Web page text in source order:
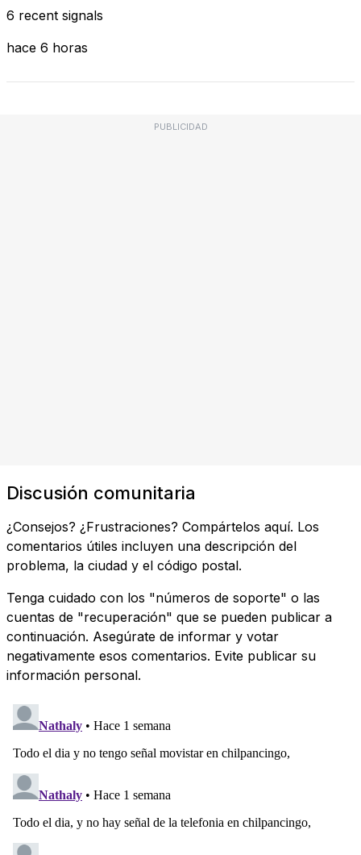
6 recent signals
hace 6 horas
PUBLICIDAD
Discusión comunitaria
¿Consejos? ¿Frustraciones? Compártelos aquí. Los
comentarios útiles incluyen una descripción del
problema, la ciudad y el código postal.
Tenga cuidado con los "números de soporte" o las
cuentas de "recuperación" que se pueden publicar a
continuación. Asegúrate de informar y votar
negativamente esos comentarios. Evite publicar su
información personal.